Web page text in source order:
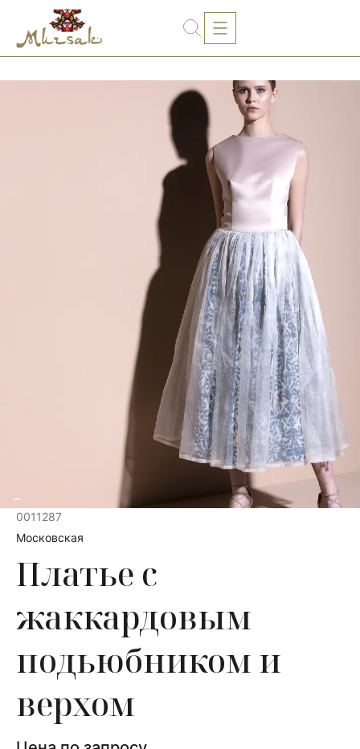
0011287
Московская
Платье с
жаккардовым
подьюбником и
верхом